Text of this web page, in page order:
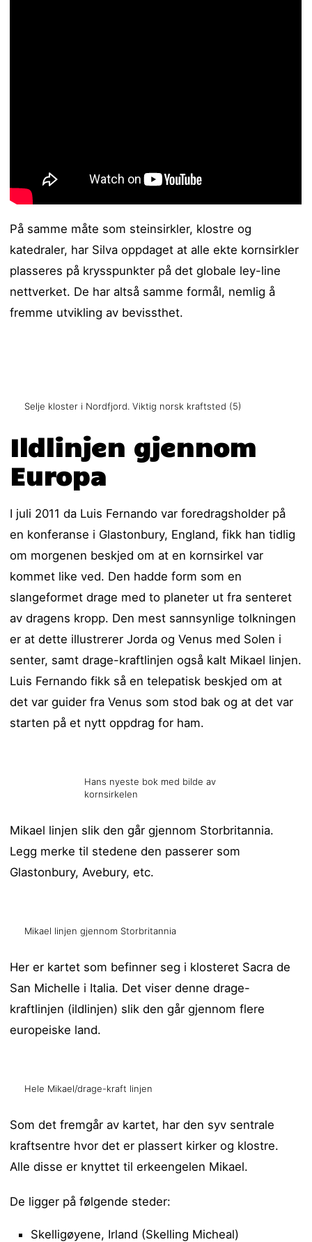
På samme måte som steinsirkler, klostre og
katedraler, har Silva oppdaget at alle ekte kornsirkler
plasseres på krysspunkter på det globale ley-line
nettverket. De har altså samme formål, nemlig å
fremme utvikling av bevissthet.
Selje kloster i Nordfjord. Viktig norsk kraftsted (5)
Ildlinjen gjennom
Europa
I juli 2011 da Luis Fernando var foredragsholder på
en konferanse i Glastonbury, England, fikk han tidlig
om morgenen beskjed om at en kornsirkel var
kommet like ved. Den hadde form som en
slangeformet drage med to planeter ut fra senteret
av dragens kropp. Den mest sannsynlige tolkningen
er at dette illustrerer Jorda og Venus med Solen i
senter, samt drage-kraftlinjen også kalt Mikael linjen.
Luis Fernando fikk så en telepatisk beskjed om at
det var guider fra Venus som stod bak og at det var
starten på et nytt oppdrag for ham.
Hans nyeste bok med bilde av
kornsirkelen
Mikael linjen slik den går gjennom Storbritannia.
Legg merke til stedene den passerer som
Glastonbury, Avebury, etc.
Mikael linjen gjennom Storbritannia
Her er kartet som befinner seg i klosteret Sacra de
San Michelle i Italia. Det viser denne drage-
kraftlinjen (ildlinjen) slik den går gjennom flere
europeiske land.
Hele Mikael/drage-kraft linjen
Som det fremgår av kartet, har den syv sentrale
kraftsentre hvor det er plassert kirker og klostre.
Alle disse er knyttet til erkeengelen Mikael.
De ligger på følgende steder:
Skelligøyene, Irland (Skelling Micheal)